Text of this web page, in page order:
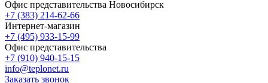
Офис представительства Новосибирск
+7 (383) 214-62-66
Интернет-магазин
+7 (495) 933-15-99
Офис представительства
+7 (910) 940-15-15
info@teplonet.ru
Заказать звонок